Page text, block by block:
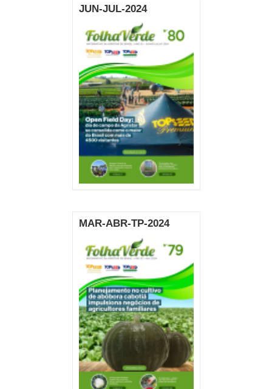
JUN-JUL-2024
MAR-ABR-TP-2024